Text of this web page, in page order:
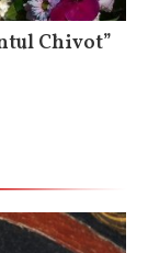
Chivot”